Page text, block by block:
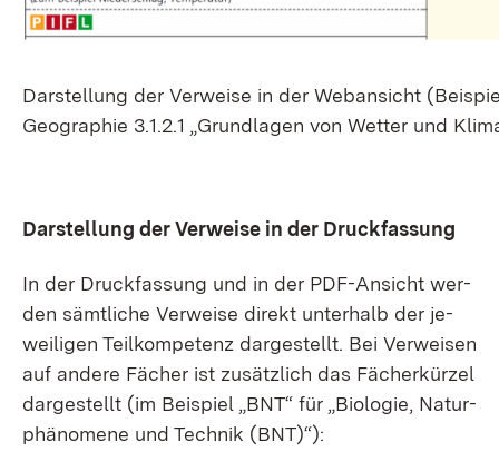
Dar­stel­lung der Ver­wei­se in der Web­an­sicht
Geo­gra­phie 3.1.2.1 „Grund­la­gen von Wet­ter und
Dar­stel­lung der Ver­wei­se in der Druck­fas­sung
In der Druck­fas­sung und in der PDF-An­sicht wer­
den sämt­li­che Ver­wei­se di­rekt un­ter­halb der je­
wei­li­gen Teil­kom­pe­tenz dar­ge­stellt. Bei Ver­wei­sen
auf an­de­re Fä­cher ist zu­sätz­lich das Fä­cher­kür­zel
dar­ge­stellt (im Bei­spiel „BNT“ für „Bio­lo­gie, Na­tur­
phä­no­me­ne und Tech­nik (BNT)“):